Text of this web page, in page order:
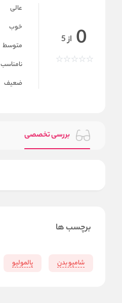
0 از 5
عالی
خوب
متوسط
نامناسب
ضعیف
بررسی تخصصی
برچسب ها
شامپو بدن پالمولیو